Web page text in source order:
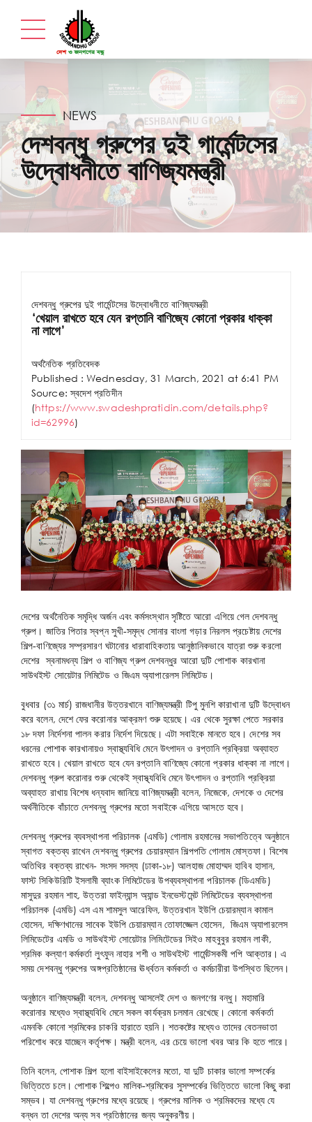
NEWS
দেশবন্ধু গ্রুপের দুই গার্মেন্টসের
উদ্বোধনীতে বাণিজ্যমন্ত্রী
দেশবন্ধু গ্রুপের দুই গার্মেন্টসের উদ্বোধনীতে বাণিজ্যমন্ত্রী
‘খেয়াল রাখতে হবে যেন রপ্তানি বাণিজ্যে কোনো প্রকার ধাক্কা
না লাগে’
অর্থনৈতিক প্রতিবেদক
Published : Wednesday, 31 March, 2021 at 6:41 PM
Source: স্বদেশ প্রতিদীন
(https://www.swadeshpratidin.com/details.php?
id=62996)
দেশের অর্থনৈতিক সমৃদ্ধি অর্জন এবং কর্মসংস্থান সৃষ্টিতে আরো এগিয়ে গেল দেশবন্ধু
গ্রুপ। জাতির পিতার স্বপ্ন সুখী-সমৃদ্ধ সোনার বাংলা গড়ার নিরলস প্রচেষ্টায় দেশের
শিল্প-বাণিজ্যের সম্প্রসারণ ঘটানোর ধারাবাহিকতায় আনুষ্ঠানিকভাবে যাত্রা শুরু করলো
দেশের স্বনামধন্য শিল্প ও বাণিজ্য গ্রুপ দেশবন্ধুর আরো দুটি পোশাক কারখানা
সাউথইস্ট সোয়েটার লিমিটেড ও জিএম অ্যাপারেলস লিমিটেড।
বুধবার (৩১ মার্চ) রাজধানীর উত্তরখানে বাণিজ্যমন্ত্রী টিপু মুনশি কারাখানা দুটি উদ্বোধন
করে বলেন, দেশে ফের করোনার আক্রমণ শুরু হয়েছে। এর থেকে সুরক্ষা পেতে সরকার
১৮ দফা নির্দেশনা পালন করার নির্দেশ দিয়েছে। এটা সবাইকে মানতে হবে। দেশের সব
ধরনের পোশাক কারখানায়ও স্বাস্থ্যবিধি মেনে উৎপাদন ও রপ্তানি প্রক্রিয়া অব্যাহত
রাখতে হবে। খেয়াল রাখতে হবে যেন রপ্তানি বাণিজ্যে কোনো প্রকার ধাক্কা না লাগে।
দেশবন্ধু গ্রুপ করোনার শুরু থেকেই স্বাস্থ্যবিধি মেনে উৎপাদন ও রপ্তানি প্রক্রিয়া
অব্যাহত রাখায় বিশেষ ধন্যবাদ জানিয়ে বাণিজ্যমন্ত্রী বলেন, নিজেকে, দেশকে ও দেশের
অর্থনীতিকে বাঁচাতে দেশবন্ধু গ্রুপের মতো সবাইকে এগিয়ে আসতে হবে।
দেশবন্ধু গ্রুপের ব্যবস্থাপনা পরিচালক (এমডি) গোলাম রহমানের সভাপতিত্বে অনুষ্ঠানে
স্বাগত বক্তব্য রাখেন দেশবন্ধু গ্রুপের চেয়ারম্যান শিল্পপতি গোলাম মোস্তফা। বিশেষ
অতিথির বক্তব্য রাখেন- সংসদ সদস্য (ঢাকা-১৮) আলহাজ মোহাম্মদ হাবিব হাসান,
ফাস্ট সিকিউরিটি ইসলামী ব্যাংক লিমিটেডের উপব্যবস্থাপনা পরিচালক (ডিএমডি)
মাসুদুর রহমান শাহ, উত্তরা ফাইন্যান্স অ্যান্ড ইনভেস্টমেন্ট লিমিটেডের ব্যবস্থাপনা
পরিচালক (এমডি) এস এম শামসুল আরেফিন, উত্তরখান ইউপি চেয়ারম্যান কামাল
হোসেন, দক্ষিণখানের সাবেক ইউপি চেয়ারম্যান তোফাজ্জেল হোসেন, জিএম অ্যাপারলেস
লিমিডেটের এমডি ও সাউথইস্ট সোয়েটার লিমিটেডের সিইও মাহবুবুর রহমান লাকী,
শ্রমিক কল্যাণ কর্মকর্তা লুৎফুন নাহার শশী ও সাউথইস্ট গার্মেন্টসকমী পপি আক্তার। এ
সময় দেশবন্ধু গ্রুপের অঙ্গপ্রতিষ্ঠানের ঊর্ধ্বতন কর্মকর্তা ও কর্মচারীরা উপস্থিত ছিলেন।
অনুষ্ঠানে বাণিজ্যমন্ত্রী বলেন, দেশবন্ধু আসলেই দেশ ও জনগণের বন্ধু। মহামারি
করোনার মধ্যেও স্বাস্থ্যবিধি মেনে সকল কার্যক্রম চলমান রেখেছে। কোনো কর্মকর্তা
এমনকি কোনো শ্রমিকের চাকরি হারাতে হয়নি। শতকষ্টের মধ্যেও তাদের বেতনভাতা
পরিশোধ করে যাচ্ছেন কর্তৃপক্ষ। মন্ত্রী বলেন, এর চেয়ে ভালো খবর আর কি হতে পারে।
তিনি বলেন, পোশাক শিল্প হলো বাইসাইকেলের মতো, যা দুটি চাকার ভালো সম্পর্কের
ভিত্তিতে চলে। পোশাক শিল্পেও মালিক-শ্রমিকের সুসম্পর্কের ভিত্তিতে ভালো কিছু করা
সম্ভব। যা দেশবন্ধু গ্রুপের মধ্যে রয়েছে। গ্রুপের মালিক ও শ্রমিকদের মধ্যে যে
বন্ধন তা দেশের অন্য সব প্রতিষ্ঠানের জন্য অনুকরণীয়।